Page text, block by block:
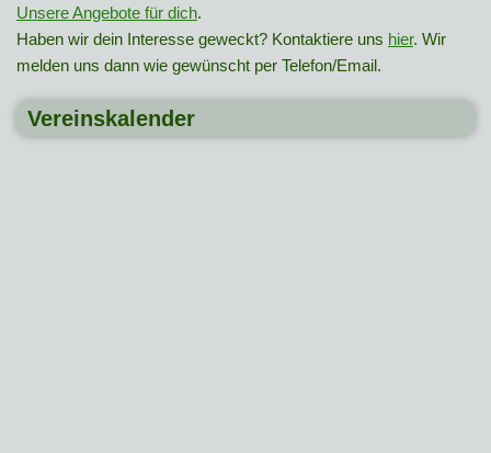
Unsere Angebote für dich.
Haben wir dein Interesse geweckt? Kontaktiere uns hier. Wir
melden uns dann wie gewünscht per Telefon/Email.
Vereinskalender